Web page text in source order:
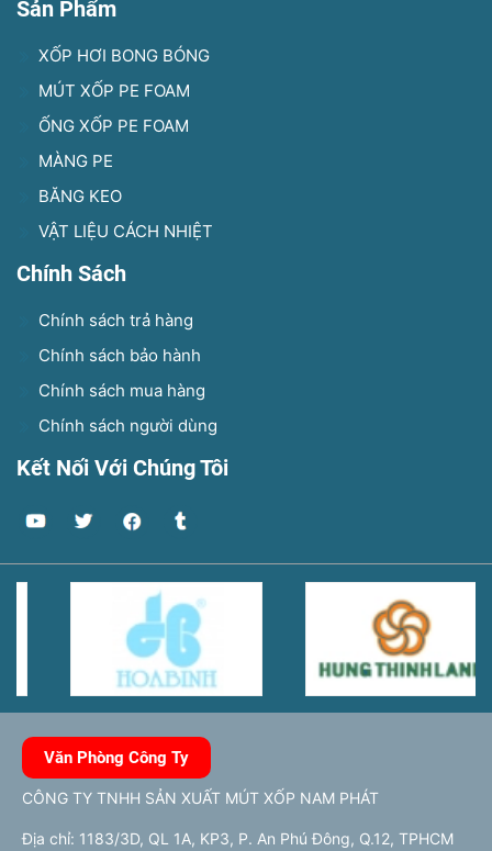
Sản Phẩm
XỐP HƠI BONG BÓNG
MÚT XỐP PE FOAM
ỐNG XỐP PE FOAM
MÀNG PE
BĂNG KEO
VẬT LIỆU CÁCH NHIỆT
Chính Sách
Chính sách trả hàng
Chính sách bảo hành
Chính sách mua hàng
Chính sách người dùng
Kết Nối Với Chúng Tôi
Văn Phòng Công Ty
CÔNG TY TNHH SẢN XUẤT MÚT XỐP NAM PHÁT
Địa chỉ: 1183/3D, QL 1A, KP3, P. An Phú Đông, Q.12, TPHCM